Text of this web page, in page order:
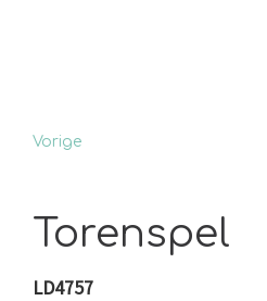
Vorige
Torenspel
LD4757